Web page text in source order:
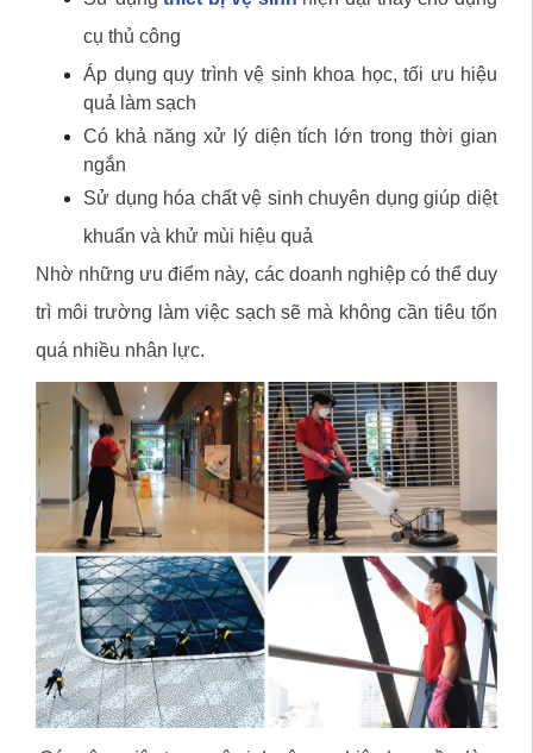
cụ thủ công
Áp dụng quy trình vệ sinh khoa học, tối ưu hiệu
quả làm sạch
Có khả năng xử lý diện tích lớn trong thời gian
ngắn
Sử dụng hóa chất vệ sinh chuyên dụng giúp diệt
khuẩn và khử mùi hiệu quả
Nhờ những ưu điểm này, các doanh nghiệp có thể duy
trì môi trường làm việc sạch sẽ mà không cần tiêu tốn
quá nhiều nhân lực.